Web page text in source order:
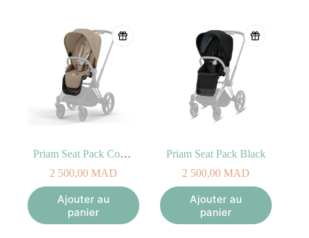
Priam Seat Pack Cozy Beige
2 500,00 MAD
Ajouter au
panier
Priam Seat Pack Black
2 500,00 MAD
Ajouter au
panier